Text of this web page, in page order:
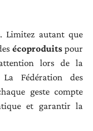
Limitez autant que
écoproduitspour
lors de la
Fédération des
geste compte
et garantir la